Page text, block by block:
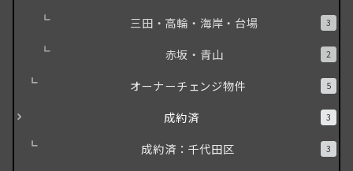
三田・高輪・海岸・台場 3
赤坂・青山 2
オーナーチェンジ物件 5
成約済 3
成約済：千代田区 3